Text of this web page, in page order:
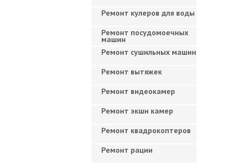
Ремонт кулеров для воды
Ремонт посудомоечных
машин
Ремонт сушильных машин
Ремонт вытяжек
Ремонт видеокамер
Ремонт экшн камер
Ремонт квадрокоптеров
Ремонт рации